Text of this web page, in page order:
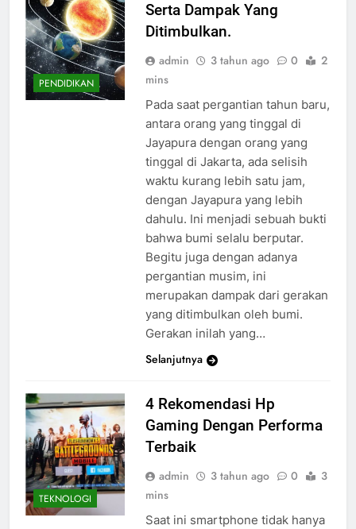
PENDIDIKAN
Serta Dampak Yang
Ditimbulkan.
admin 3 tahun ago 0
2
mins
Pada saat pergantian tahun baru,
antara orang yang tinggal di
Jayapura dengan orang yang
tinggal di Jakarta, ada selisih
waktu kurang lebih satu jam,
dengan Jayapura yang lebih
dahulu. Ini menjadi sebuah bukti
bahwa bumi selalu berputar.
Begitu juga dengan adanya
pergantian musim, ini
merupakan dampak dari gerakan
yang ditimbulkan oleh bumi.
Gerakan inilah yang…
Selanjutnya
TEKNOLOGI
4 Rekomendasi Hp
Gaming Dengan Performa
Terbaik
admin 3 tahun ago 0
3
mins
Saat ini smartphone tidak hanya